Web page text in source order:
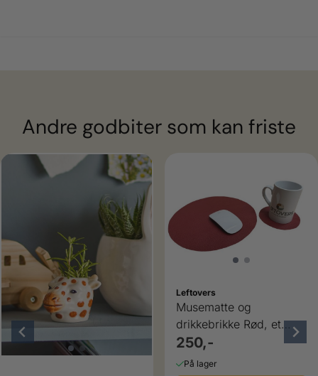
Andre godbiter som kan friste
Leftovers
Musematte og
drikkebrikke Rød, et
produkt med mening
250,-
På lager